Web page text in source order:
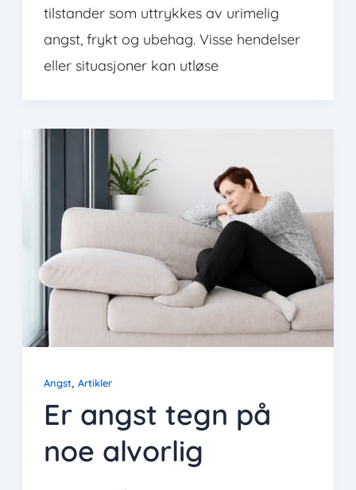
tilstander som uttrykkes av urimelig
angst, frykt og ubehag. Visse hendelser
eller situasjoner kan utløse
Angst, Artikler
Er angst tegn på
noe alvorlig